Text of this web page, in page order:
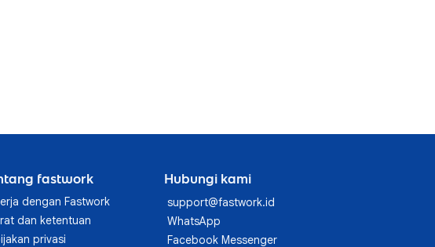
fastwork
dengan Fastwork
dan ketentuan
privasi
Hubungi kami
support@fastwork.id
WhatsApp
Facebook Messenger